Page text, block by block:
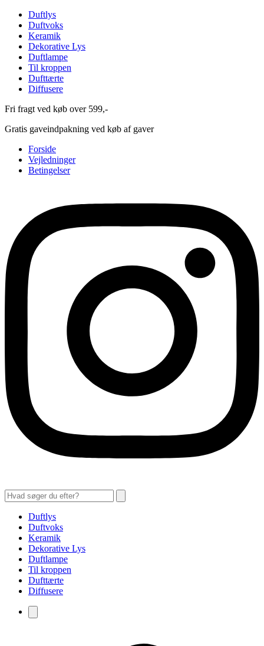
Duftlys
Duftvoks
Keramik
Dekorative Lys
Duftlampe
Til kroppen
Dufttærte
Diffusere
Fri fragt ved køb over 599,-
Gratis gaveindpakning ved køb af gaver
Forside
Vejledninger
Betingelser
Duftlys
Duftvoks
Keramik
Dekorative Lys
Duftlampe
Til kroppen
Dufttærte
Diffusere